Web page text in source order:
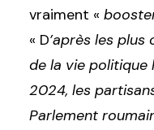
vraiment «
« D’après les
de la vie politique
2024, les
Parlement